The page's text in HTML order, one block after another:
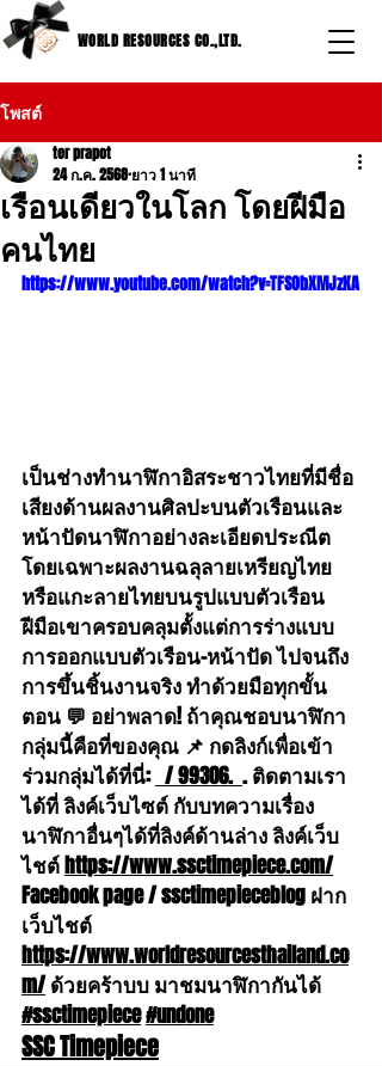
WORLD RESOURCES CO.,LTD.
โพสต์
เรือนเดียวในโลก โดยฝีมือ
คนไทย
ter prapot
24 ก.ค. 2568 ยาว 1 นาที
https://www.youtube.com/watch?v=TFSObXMJzKA
เป็นช่างทำนาฬิกาอิสระชาวไทยที่มีชื่อ
เสียงด้านผลงานศิลปะบนตัวเรือนและ
หน้าปัดนาฬิกาอย่างละเอียดประณีต
โดยเฉพาะผลงานฉลุลายเหรียญไทย
หรือแกะลายไทยบนรูปแบบตัวเรือน
ฝีมือเขาครอบคลุมตั้งแต่การร่างแบบ
การออกแบบตัวเรือน-หน้าปัด ไปจนถึง
การขึ้นชิ้นงานจริง ทำด้วยมือทุกขั้น
ตอน 💬 อย่าพลาด! ถ้าคุณชอบนาฬิกา
กลุ่มนี้คือที่ของคุณ 📌 กดลิงก์เพื่อเข้า
ร่วมกลุ่มได้ที่นี่: / 99306. . ติดตามเรา
ได้ที่ ลิงค์เว็บไซต์ กับบทความเรื่อง
นาฬิกาอื่นๆได้ที่ลิงค์ด้านล่าง ลิงค์เว็บ
ไชต์ https://www.ssctimepiece.com/
Facebook page / ssctimepieceblog ฝาก
เว็บไชต์
https://www.worldresourcesthailand.co
m/ ด้วยคร้าบบ มาชมนาฬิกากันได้
#ssctimepiece#undone
SSC Timepiece